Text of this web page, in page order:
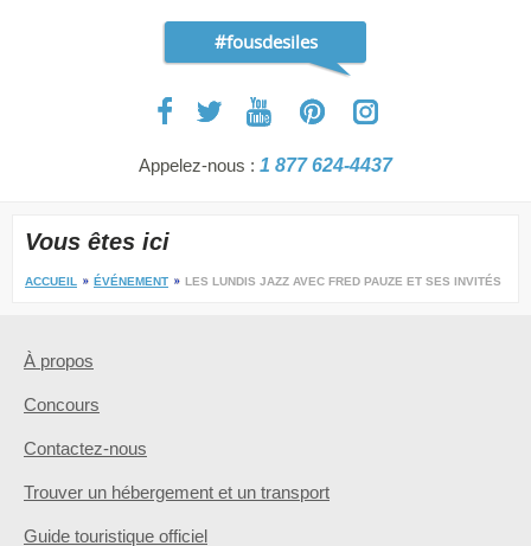
#fousdesiles
Appelez-nous : 1 877 624-4437
Vous êtes ici
ACCUEIL ÉVÉNEMENT LES LUNDIS JAZZ AVEC FRED PAUZE ET SES INVITÉS
À propos
Concours
Contactez-nous
Trouver un hébergement et un transport
Guide touristique officiel